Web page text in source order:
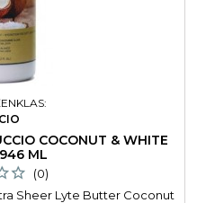
COCONUT & WHITE
ML
(0)
Sheer Lyte Butter Coconut